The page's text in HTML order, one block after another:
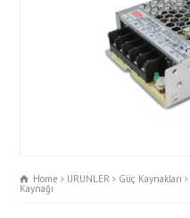
Home URUNLER Güç Kaynakları
Kaynağı